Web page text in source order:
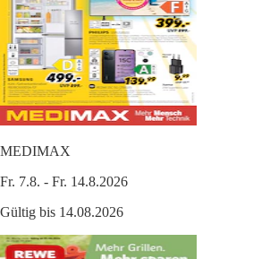
MEDIMAX
Fr. 7.8. - Fr. 14.8.2026
Gültig bis 14.08.2026